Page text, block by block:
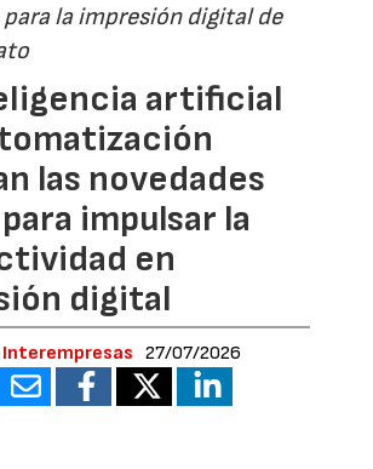
la impresión digital de
artificial
las novedades
impulsar la
en
digital
27/07/2026